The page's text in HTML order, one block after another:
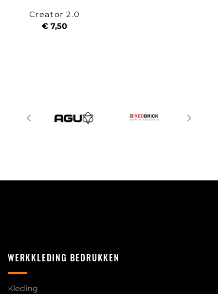
Creator 2.0
€ 7,50
WERKKLEDING BEDRUKKEN
Kleding